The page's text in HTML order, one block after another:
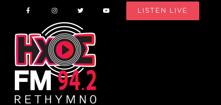
content
LISTEN LIVE